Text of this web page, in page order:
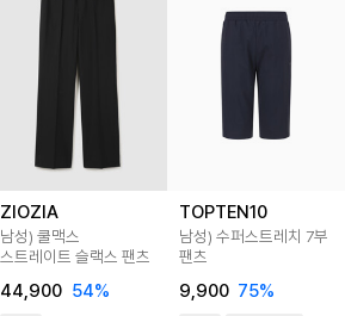
ZIOZIA
남성) 쿨맥스
스트레이트 슬랙스 팬츠
44,900 54%
TOPTEN10
남성) 수퍼스트레치 7부
팬츠
9,900 75%